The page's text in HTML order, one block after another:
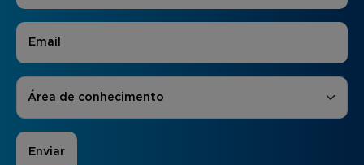
E-mail
Áreas de Interesse
Área de conhecimento